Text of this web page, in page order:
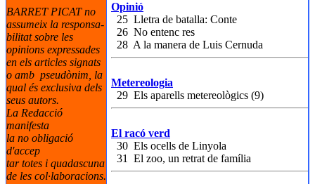
BARRET PICAT no
assumeix la responsa-
bilitat sobre les
opinions expressades
en els articles signats
o amb pseudònim, la
qual és exclusiva dels
seus autors.
La Redacció
manifesta
la no obligació
d'accep
tar totes i quadascuna
de les col·laboracions.
Opinió
25 Lletra de batalla: Conte
26 No entenc res
28 A la manera de Luis Cernuda
Metereologia
29 Els aparells metereològics (9)
El racó verd
30 Els ocells de Linyola
31 El zoo, un retrat de família